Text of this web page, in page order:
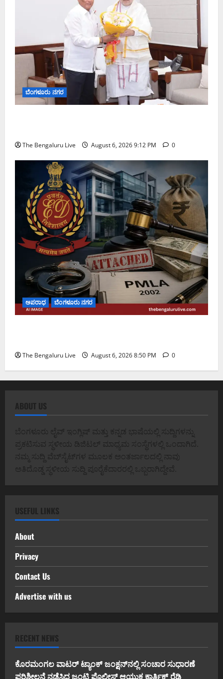
ಬೆಂಗಳೂರು ನಗರ
The Bengaluru Live August 6, 2026 9:12 PM 0
ಅಪರಾಧ ಬೆಂಗಳೂರು ನಗರ
The Bengaluru Live August 6, 2026 8:50 PM 0
ABOUT US
ಬೆಂಗಳೂರು ಲೈವ್ ಇಂಗ್ಲಿಷ್ ಮತ್ತು ಕನ್ನಡ ಭಾಷೆಯಲ್ಲಿ ಸುದ್ದಿಗಳನ್ನು
ಪ್ರಕಟಿಸುವ ಸ್ಥಳೀಯ ಡಿಜಿಟಲ್ ಮಾಧ್ಯಮ ಸಂಸ್ಥೆಗಳಲ್ಲಿ ಒಂದಾಗಿದೆ.
ನಮ್ಮ ಸುದ್ದಿ ವೆಬ್‌ಸೈಟ್‌ಗಳ ಮೂಲಕ ಅಂತರ್ಜಾಲದಲ್ಲಿ ನಾವು
ಅತಿದೊಡ್ಡ ಸ್ಥಳೀಯ ಸುದ್ದಿ ಪೂರೈಕೆದಾರರಲ್ಲಿ ಒಬ್ಬರಾಗಿದ್ದೇವೆ.
USEFUL LINKS
About
Privacy
Contact Us
Advertise with us
RECENT NEWS
ಕೊರಮಂಗಲ ವಾಟರ್ ಟ್ಯಾಂಕ್ ಜಂಕ್ಷನ್‌ನಲ್ಲಿ ಸಂಚಾರ ಸುಧಾರಣೆ
ಪರಿಶೀಲನೆ ನಡೆಸಿದ ಜಂಟಿ ಪೊಲೀಸ್ ಆಯುಕ್ತ ಕಾರ್ತಿಕ್ ರೆಡ್ಡಿ